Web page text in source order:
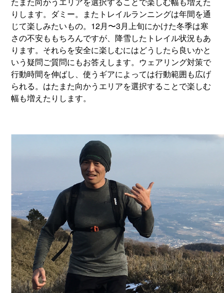
りします。ダミー。またトレイルランニングは年間を通
じて楽しみたいもの。12月〜3月上旬にかけた冬季は寒
さの不安ももちろんですが、降雪したトレイル状況もあ
ります。それらを安全に楽しむにはどうしたら良いかと
いう疑問ご質問にもお答えします。ウェアリング対策で
行動時間を伸ばし、使うギアによっては行動範囲も広げ
られる。はたまた向かうエリアを選択することで楽しむ
幅も増えたりします。